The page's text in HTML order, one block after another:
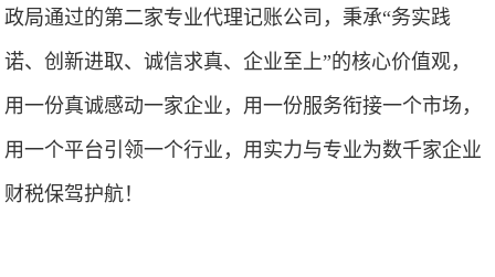
政局通过的第二家专业代理记账公司，秉承“务实践
诺、创新进取、诚信求真、企业至上”的核心价值观，
用一份真诚感动一家企业，用一份服务衔接一个市场，
用一个平台引领一个行业，用实力与专业为数千家企业
财税保驾护航！